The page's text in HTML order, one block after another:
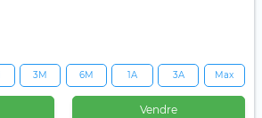
3M 6M 1A 3A Max
Vendre